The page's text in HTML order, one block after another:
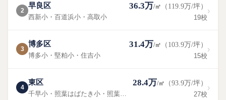
2
早良区
西新小・百道浜小・高取小
36.3万/㎡ （119.9万/坪）
19校
›
3
博多区
博多小・堅粕小・住吉小
31.4万/㎡ （103.9万/坪）
15校
›
4
東区 28.4万/㎡ （93.9万/坪）
27校
›